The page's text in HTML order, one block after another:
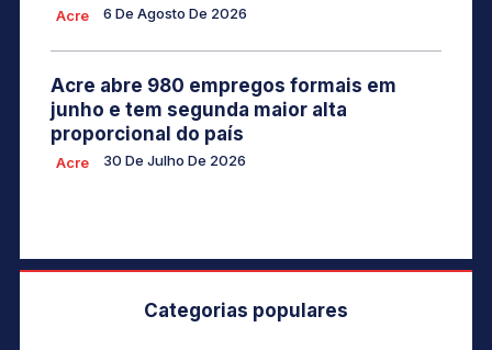
Acre 6 De Agosto De 2026
Acre abre 980 empregos formais em
junho e tem segunda maior alta
proporcional do país
Acre 30 De Julho De 2026
Categorias populares